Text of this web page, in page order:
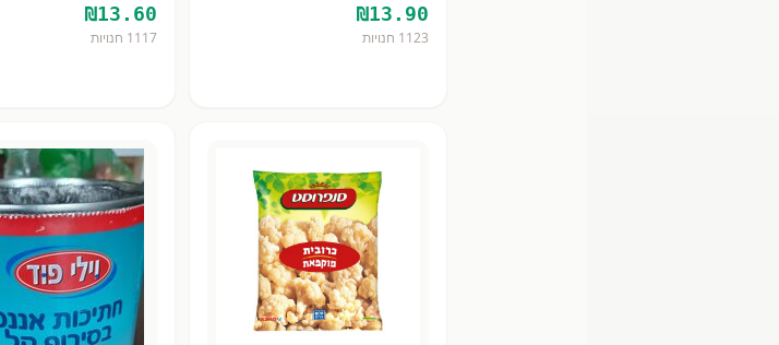
₪13.90
1123 חנויות
₪13.60
1117 חנויות